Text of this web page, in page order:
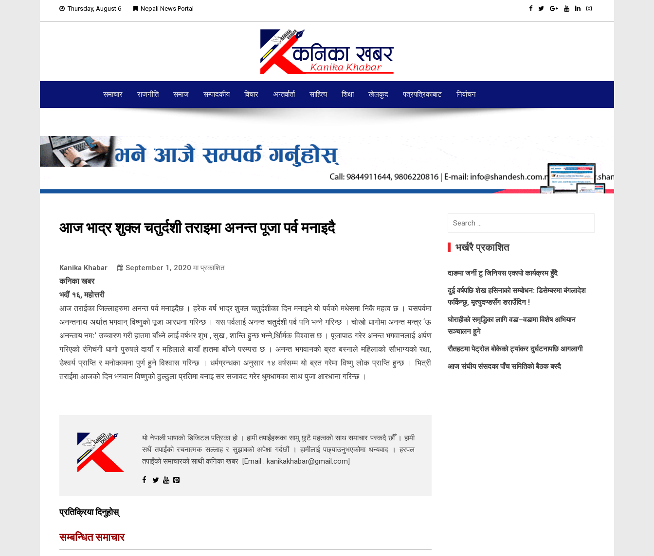
Thursday, August 6 Nepali News Portal
समाचार राजनीति समाज सम्पादकीय विचार अन्तर्वार्ता साहित्य शिक्षा खेलकुद पत्रपत्रिकाबाट निर्वाचन
आज भाद्र शुक्ल चतुर्दशी तराइमा अनन्त पूजा पर्व मनाइदै
Kanika Khabar September 1, 2020 मा प्रकाशित
कनिका खबर
भदौं १६, महोत्तरी
आज तराईका जिल्लाहरुमा अनन्त पर्व मनाइदैछ । हरेक बर्ष भाद्र शुक्ल चतुर्दशीका दिन मनाइने यो पर्वको मधेसमा निकै महत्व छ । यसपर्वमा
अनन्तनाथ अर्थात भगवान् विष्णुको पूजा आरधना गरिन्छ । यस पर्वलाई अनन्त चतुर्दशी पर्व पनि भन्ने गरिन्छ । चोखो धागोमा अनन्त मन्त्र ‘ऊ
अनन्ताय नमः’ उच्चारण गरी हातमा बाँध्ने लाई वर्षभर शुभ , सुख , शान्ति हुन्छ भन्ने र्र्धािर्मक विश्वास छ । पूजापाठ गरेर अनन्त भगवानलाई अर्पण
गरिएको रंगिचंगी धागो पुरुषले दायाँ र महिलाले बायाँ हातमा बाँध्ने परम्परा छ । अनन्त भगवानको ब्रत बस्नाले महिलाको सौभाग्यको रक्षा,
उेश्वर्य प्राप्ति र मनोकामना पुर्ण हुने विश्वास गरिन्छ । धर्मग्रन्धका अनुसार १४ वर्षसम्म यो ब्रत गरेमा विष्णु लोक प्राप्ति हुन्छ । भित्री
तराईमा आजको दिन भगवान विष्णुको ठुल्ठुला प्रतिमा बनाइ सर सजावट गरेर धुमधामका साथ पुजा आरधाना गरिन्छ ।
यो नेपाली भाषाको डिजिटल पत्रिका हो । हामी तपाईंहरूका सामु छुटै महत्वको साथ समाचार पस्कदै छौँँ । हामी
सधैं तपाईंको रचनात्मक सल्लाह र सुझावको अपेक्षा गर्दछौं । हामीलाई पछ्याउनुभएकोमा धन्यवाद । हरपल
तपाईंको समाचारको साथी कनिका खबर [Email : kanikakhabar@gmail.com]
प्रतिक्रिया दिनुहोस्
सम्बन्धित समाचार
Search
भर्खरै प्रकाशित
दाङमा जर्नी टु जिनियस एक्स्पो कार्यक्रम हुँदै
दुई वर्षपछि शेख हसिनाको सम्बोधन: डिसेम्बरमा बंगलादेश
फर्किन्छु, मृत्युदण्डसँग डराउँदिन !
घोराहीको समृद्धिका लागि वडा–वडामा विशेष अभियान
सञ्चालन हुने
रौतहटमा पेट्रोल बोकेको ट्यांकर दुर्घटनापछि आगलागी
आज संघीय संसदका पाँच समितिको बैठक बस्दै